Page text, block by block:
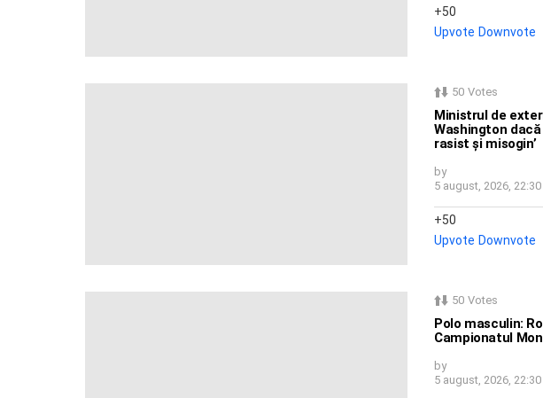
50
Upvote Downvote
50 Votes
Ministrul de
Washington
rasist și misogin’
by
5 august, 2026, 22:30
50
Upvote Downvote
50 Votes
Polo masculin:
Campionatul
by
5 august, 2026, 22:30